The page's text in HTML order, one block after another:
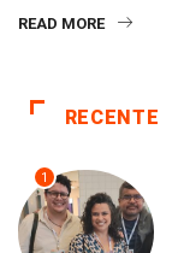
READ MORE
RECENTE
1